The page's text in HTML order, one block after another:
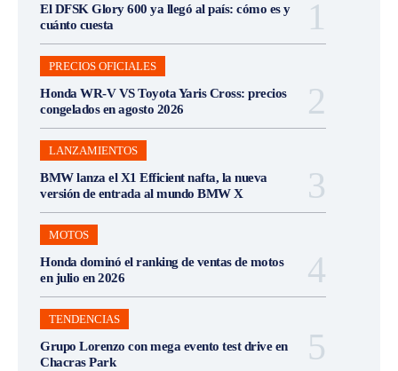
El DFSK Glory 600 ya llegó al país: cómo es y
cuánto cuesta
PRECIOS OFICIALES
Honda WR-V VS Toyota Yaris Cross: precios
congelados en agosto 2026
LANZAMIENTOS
BMW lanza el X1 Efficient nafta, la nueva
versión de entrada al mundo BMW X
MOTOS
Honda dominó el ranking de ventas de motos
en julio en 2026
TENDENCIAS
Grupo Lorenzo con mega evento test drive en
Chacras Park